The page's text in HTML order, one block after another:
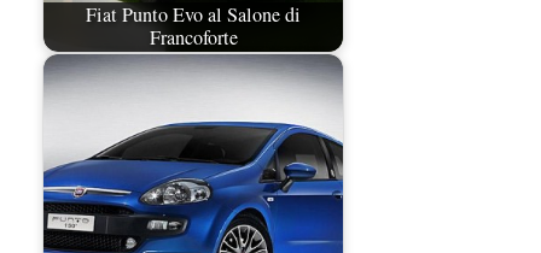
Fiat Punto Evo al Salone di
Francoforte